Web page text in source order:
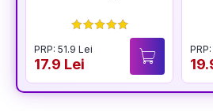
PRP: 51.9 Lei
17.9 Lei